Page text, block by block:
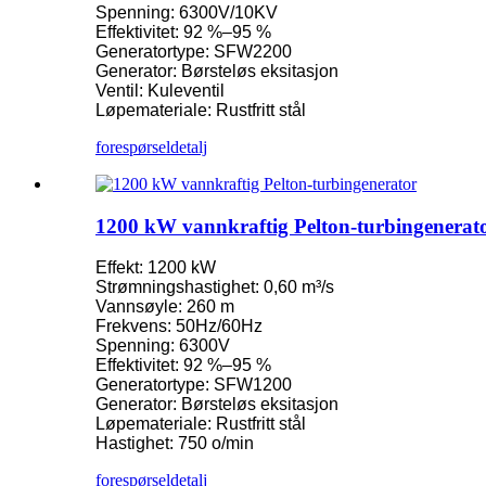
Liten Kaplan-turbin 10 kW 12 kW 15 kW mikrovannkraft...
Produsent av vannkraftutstyr Hydraulisk frankering ...
Vannkraftsystemer Francis turbingenerator...
100KW 500KW 1MW 2MW hydraulisk Francis-turbinpris ...
Hydraulisk turbingenerator 250KW vannkraft Fran...
Mikro-Turgo-turbin Mini-vannkraftløsning 20KW–50KW
Forster vannkraft Kaplan turbingenerator Pris...
320KW hydraulisk Francis vannturbingenerator med ...
1200 kW vannkraftig Pelton-turbingenerator
Alternativ energi vannkraftgenerator 500KW Fra ...
Lave sivile byggekostnader Høy effektivitet Lav varme ...
Spenning: 6300V/10KV
Effektivitet: 92 %–95 %
Generatortype: SFW2200
Generator: Børsteløs eksitasjon
Ventil: Kuleventil
Løpemateriale: Rustfritt stål
forespørseldetalj
1200 kW vannkraftig Pelton-
Effekt: 1200 kW
Strømningshastighet: 0,60 m³/s
Vannsøyle: 260 m
Frekvens: 50Hz/60Hz
Spenning: 6300V
Effektivitet: 92 %–95 %
Generatortype: SFW1200
Generator: Børsteløs eksitasjon
Løpemateriale: Rustfritt stål
Hastighet: 750 o/min
forespørseldetalj